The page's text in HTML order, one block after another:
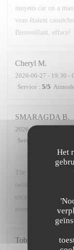
Het
moyens car on a
veau étaient
Bienveillant, efface!
Cheryl M
2026-06-27 - 19:30 -
Service : 5/5
SMARAGDA B
2026-06-20
Service
The food was a
twist. The
excellent. I would
evening like a local.
Tobias